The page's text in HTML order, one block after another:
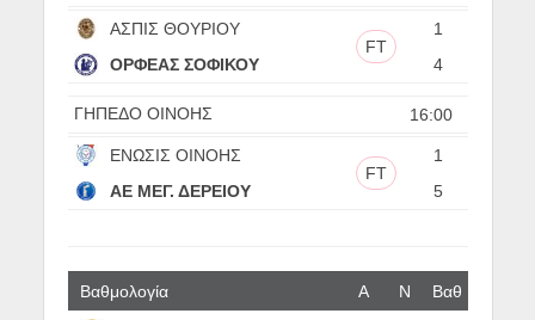
ΑΣΠΙΣ ΘΟΥΡΙΟΥ
1
FT
ΟΡΦΕΑΣ ΣΟΦΙΚΟΥ
4
16:00
ΓΗΠΕΔΟ ΟΙΝΟΗΣ
ΕΝΩΣΙΣ ΟΙΝΟΗΣ
1
FT
ΑΕ ΜΕΓ. ΔΕΡΕΙΟΥ
5
Βαθμολογία Α N Βαθ